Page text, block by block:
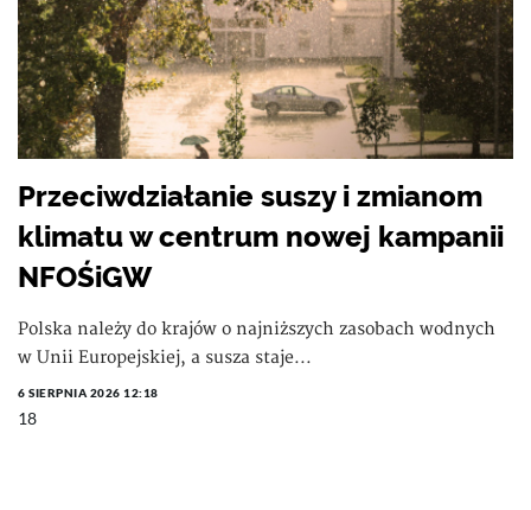
Przeciwdziałanie suszy i zmianom
klimatu w centrum nowej kampanii
NFOŚiGW
Polska należy do krajów o najniższych zasobach wodnych
w Unii Europejskiej, a susza staje...
6 SIERPNIA 2026 12:18
18